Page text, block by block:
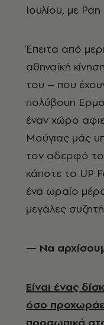
Ιουλίου, με
Έπειτα από
αθηναϊκή
του – που
πολύβουη
έναν χώρο
Μούγιας μάς
τον αδερφό
κάποτε το UP
ένα ωραίο
μεγάλες
— Να
Είναι ένας
όσο